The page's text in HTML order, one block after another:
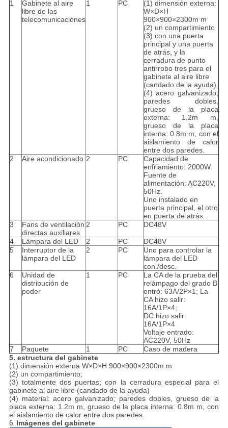
1
Gabinete al aire
libre de las
telecomunicaciones
1 PC
(1) dimensión externa:
W×D×H
900×900×2300m m
(2) un compartimiento
(3) con una puerta
principal y una puerta
de atrás, y la
cerradura de punto
antirrobo tres para el
gabinete al aire libre
(candado de la ayuda).
(4) acero galvanizado;
paredes dobles,
grueso de la placa
externa: 1.2m m,
grueso de la placa
interna: 0.8m m, con el
aislamiento de calor
entre dos paredes.
2
Aire acondicionado 2 PC
Capacidad de
enfriamiento: 2000W.
Fuente de
alimentación: AC220V,
50Hz.
Uno instalado en
puerta principal, el otro
en puerta de atrás.
3
Fans de ventilación
directas auxiliares
2 PC DC48V
4 Lámpara del LED 2 PC
DC48V
5
Interruptor de la
lámpara del LED
2 PC
Uno para controlar la
lámpara del LED
con./desc.
6
Unidad de
distribución de
poder
1 PC
La CA de la prueba del
relámpago del grado B
entró: 63A/2P×1; La
CA hizo salir:
16A/1P×4;
DC hizo salir:
16A/1P×4
Voltaje entrado:
AC220V, 50Hz
7
Paquete 1 PC
Caso de madera
5. estructura del gabinete
(1) dimensión externa W×D×H 900×900×2300m m
(2) un compartimiento;
(3) totalmente dos puertas; con la cerradura especial para el
gabinete al aire libre (candado de la ayuda)
(4) material: acero galvanizado; paredes dobles, grueso de la
placa externa: 1.2m m, grueso de la placa interna: 0.8m m, con
el aislamiento de calor entre dos paredes.
6. Imágenes del gabinete